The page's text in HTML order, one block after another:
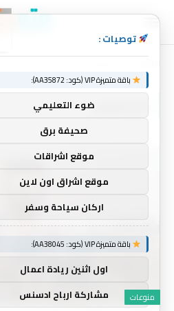
ناكسوس
منوعات
توصيات :
باقة متميزة VIP (كود: AA35872):
ضوء التعليمي
صحيفة برق
موقع اشراقات
موقع اشراق اون لاين
اركان سياحة وسفر
باقة متميزة VIP (كود: AA38045):
اول اثنين ريادة اعمال
مشاركة ارباح ادسنس